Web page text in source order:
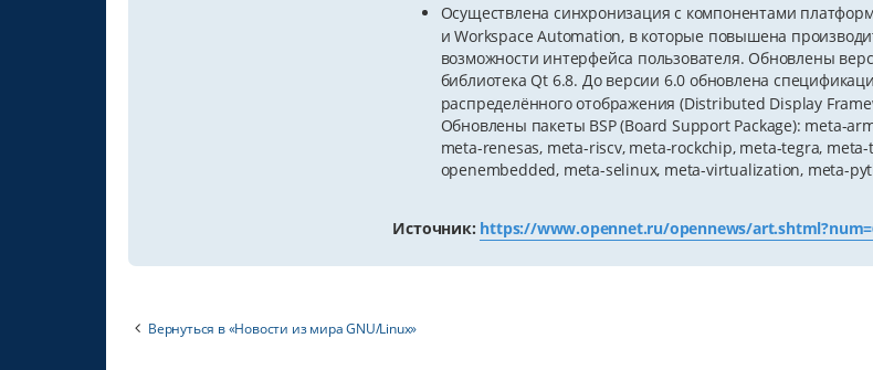
Осуществлена синхронизация с компонентами
и Workspace Automation, в которые повышена
возможности интерфейса пользователя. Обновлены
библиотека Qt 6.8. До версии 6.0 обновлена
распределённого отображения (Distributed Display
Обновлены пакеты BSP (Board Support Package): meta-
meta-renesas, meta-riscv, meta-rockchip, meta-tegra,
openembedded, meta-selinux, meta-virtualization, meta-
Источник: https://www.opennet.ru/opennews/
Вернуться в «Новости из мира GNU/Linux»